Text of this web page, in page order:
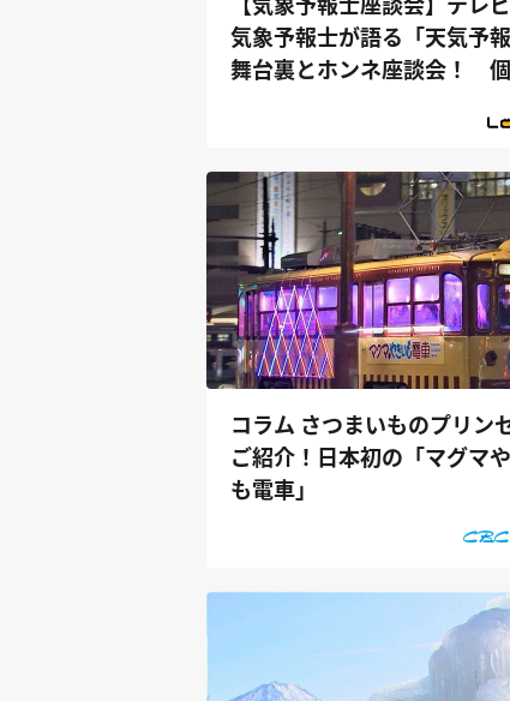
【気象予報士座談会】テレ
気象予報士が語る「天気予
舞台裏とホンネ座談会！ 個
コラム さつまいものプリン
ご紹介！日本初の「マグマ
も電車」